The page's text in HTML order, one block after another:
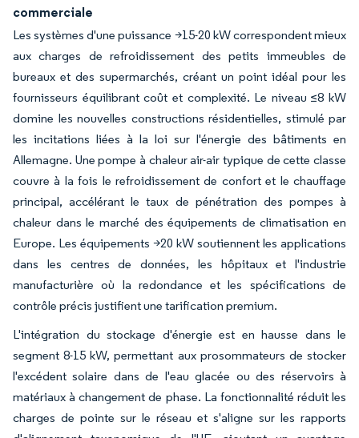
commerciale
Les systèmes d'une puissance >15-20 kW correspondent mieux
aux charges de refroidissement des petits immeubles de
bureaux et des supermarchés, créant un point idéal pour les
fournisseurs équilibrant coût et complexité. Le niveau ≤8 kW
domine les nouvelles constructions résidentielles, stimulé par
les incitations liées à la loi sur l'énergie des bâtiments en
Allemagne. Une pompe à chaleur air-air typique de cette classe
couvre à la fois le refroidissement de confort et le chauffage
principal, accélérant le taux de pénétration des pompes à
chaleur dans le marché des équipements de climatisation en
Europe. Les équipements >20 kW soutiennent les applications
dans les centres de données, les hôpitaux et l'industrie
manufacturière où la redondance et les spécifications de
contrôle précis justifient une tarification premium.
L'intégration du stockage d'énergie est en hausse dans le
segment 8-15 kW, permettant aux prosommateurs de stocker
l'excédent solaire dans de l'eau glacée ou des réservoirs à
matériaux à changement de phase. La fonctionnalité réduit les
charges de pointe sur le réseau et s'aligne sur les rapports